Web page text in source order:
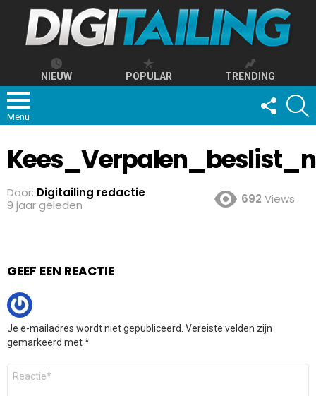
NIEUW POPULAR TRENDING
Menu
FOLLOW
US
Door: Digitailing redactie
9 jaar geleden
692 Views
GEEF EEN REACTIE
Je e-mailadres wordt niet gepubliceerd. Vereiste velden zijn
gemarkeerd met*
Reactie